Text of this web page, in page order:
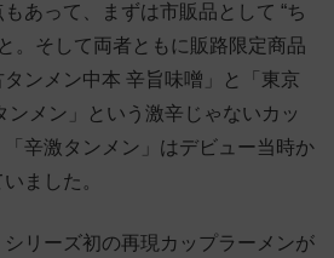
あって、まずは市販品として “ち
。そして両者ともに販路限定商品
ンメン中本 辛旨味噌」と「東京
ンメン」という激辛じゃないカッ
辛激タンメン」はデビュー当時か
ました。
シリーズ初の再現カップラーメンが